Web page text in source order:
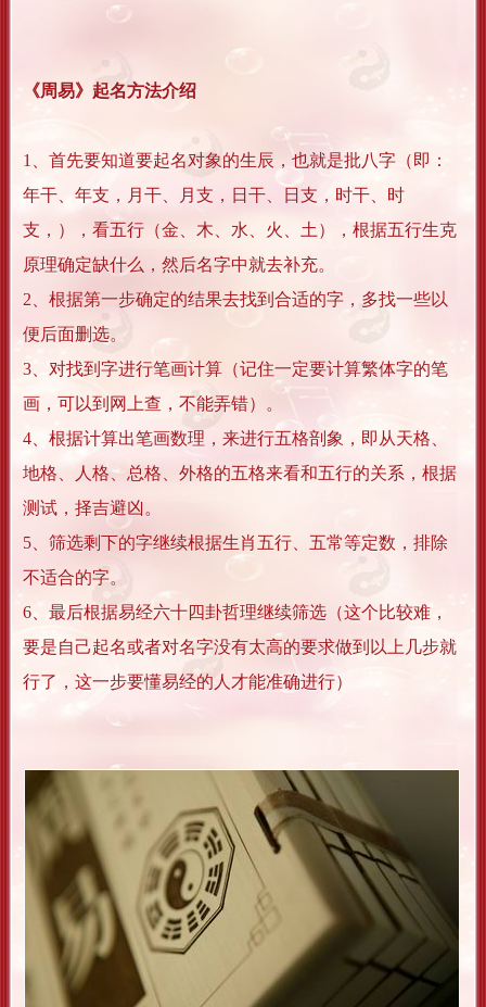
《周易》起名方法介绍
1、首先要知道要起名对象的生辰，也就是批八字（即：
年干、年支，月干、月支，日干、日支，时干、时
支，），看五行（金、木、水、火、土），根据五行生克
原理确定缺什么，然后名字中就去补充。
2、根据第一步确定的结果去找到合适的字，多找一些以
便后面删选。
3、对找到字进行笔画计算（记住一定要计算繁体字的笔
画，可以到网上查，不能弄错）。
4、根据计算出笔画数理，来进行五格剖象，即从天格、
地格、人格、总格、外格的五格来看和五行的关系，根据
测试，择吉避凶。
5、筛选剩下的字继续根据生肖五行、五常等定数，排除
不适合的字。
6、最后根据易经六十四卦哲理继续筛选（这个比较难，
要是自己起名或者对名字没有太高的要求做到以上几步就
行了，这一步要懂易经的人才能准确进行）